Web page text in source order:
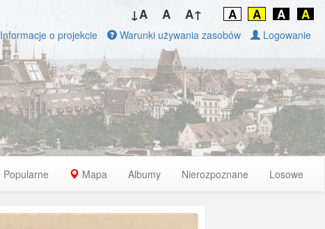
↓A A A↑ A A A A
Informacje o projekcie Warunki używania zasobów Logowanie
Popularne Mapa Albumy Nierozpoznane Losowe